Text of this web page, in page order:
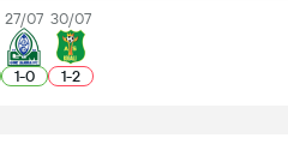
30/07
2
-
1
27/07
0
-
1